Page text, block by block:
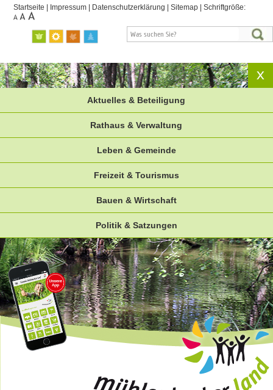
Startseite Impressum Datenschutzerklärung |Sitemap |Schriftgröße:
Aktuelles & Beteiligung
Rathaus & Verwaltung
Leben & Gemeinde
Freizeit & Tourismus
Bauen & Wirtschaft
Politik & Satzungen